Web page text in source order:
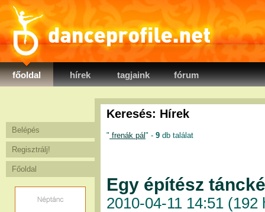
danceprofile.net
főoldal hírek tagjaink fórum
Belépés
Regisztrálj!
Főoldal
Keresés: Hírek
" frenák pál" - 9 db találat
Egy építész
2010-04-11 14:51 (192